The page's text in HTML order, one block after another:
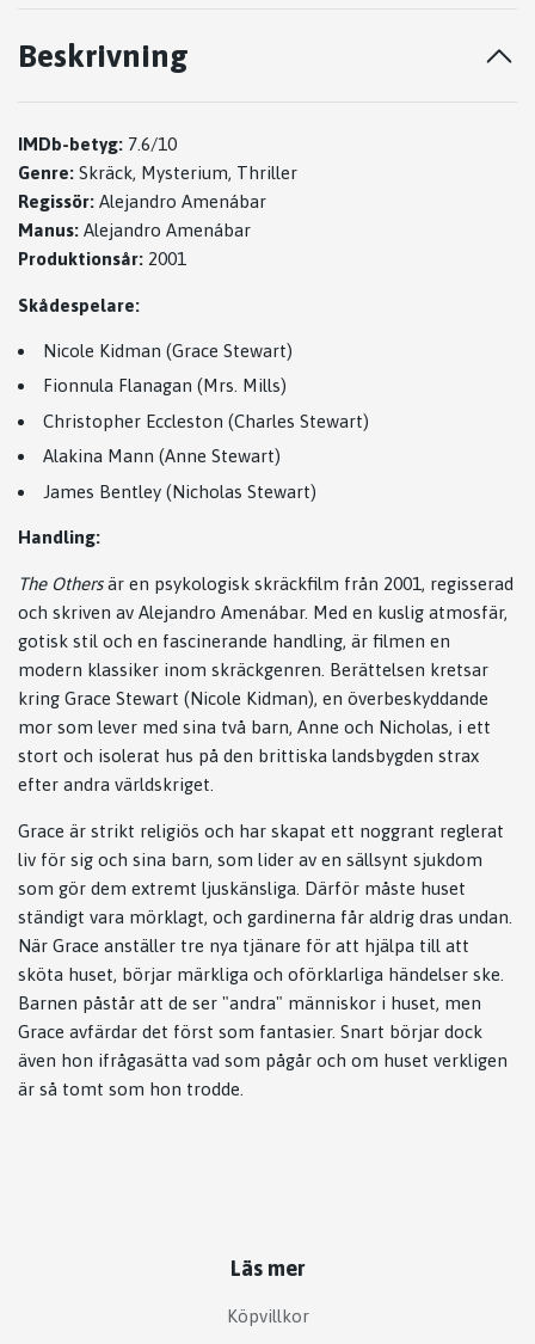
Beskrivning
IMDb-betyg: 7.6/10
Genre: Skräck, Mysterium, Thriller
Regissör: Alejandro Amenábar
Manus: Alejandro Amenábar
Produktionsår: 2001
Skådespelare:
Nicole Kidman (Grace Stewart)
Fionnula Flanagan (Mrs. Mills)
Christopher Eccleston (Charles Stewart)
Alakina Mann (Anne Stewart)
James Bentley (Nicholas Stewart)
Handling:
The Othersär en psykologisk skräckfilm från 2001, regisserad
och skriven av Alejandro Amenábar. Med en kuslig atmosfär,
gotisk stil och en fascinerande handling, är filmen en
modern klassiker inom skräckgenren. Berättelsen kretsar
kring Grace Stewart (Nicole Kidman), en överbeskyddande
mor som lever med sina två barn, Anne och Nicholas, i ett
stort och isolerat hus på den brittiska landsbygden strax
efter andra världskriget.
Grace är strikt religiös och har skapat ett noggrant reglerat
liv för sig och sina barn, som lider av en sällsynt sjukdom
som gör dem extremt ljuskänsliga. Därför måste huset
ständigt vara mörklagt, och gardinerna får aldrig dras undan.
När Grace anställer tre nya tjänare för att hjälpa till att
sköta huset, börjar märkliga och oförklarliga händelser ske.
Barnen påstår att de ser "andra" människor i huset, men
Grace avfärdar det först som fantasier. Snart börjar dock
även hon ifrågasätta vad som pågår och om huset verkligen
är så tomt som hon trodde.
Läs mer
Köpvillkor